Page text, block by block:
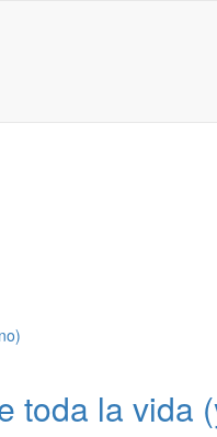
toda la vida